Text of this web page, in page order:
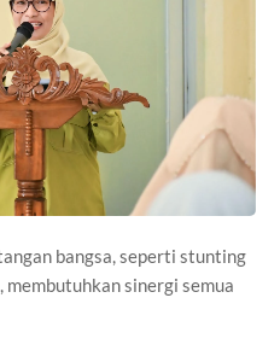
bangsa, seperti stunting
membutuhkan sinergi semua